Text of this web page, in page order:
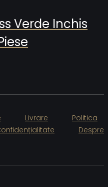
Verde Inchis
Livrare
Politica
Despre